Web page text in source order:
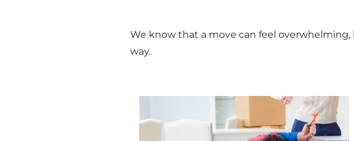
specialanpassade material för att skydda
We know that a move can feel
way.